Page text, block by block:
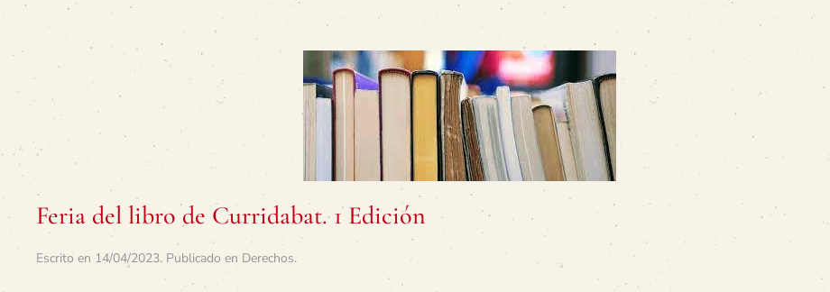
Feria del libro de Curridabat. 1 Edición
Escrito en 14/04/2023. Publicado en Derechos.